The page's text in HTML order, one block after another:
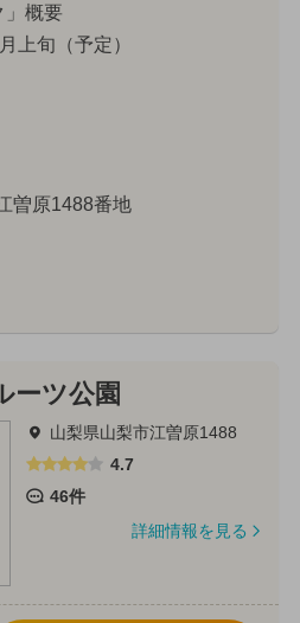
」概要
上旬（予定）
曽原1488番地
ーツ公園
山梨県山梨市江曽原1488
4.7
46件
詳細情報を見る